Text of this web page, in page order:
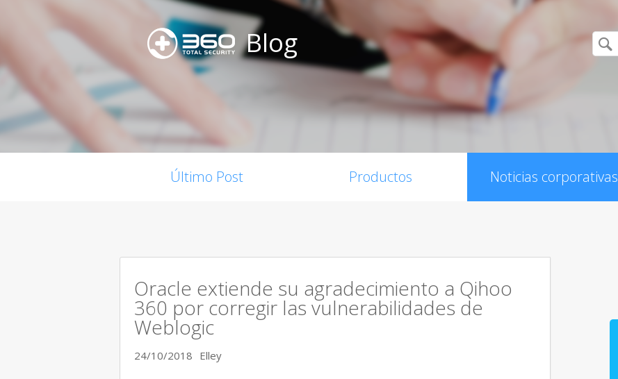
Blog
Último Post Productos Noticias corporativas
Oracle extiende su agradecimiento a Qihoo
360 por corregir las vulnerabilidades de
Weblogic
24/10/2018 Elley